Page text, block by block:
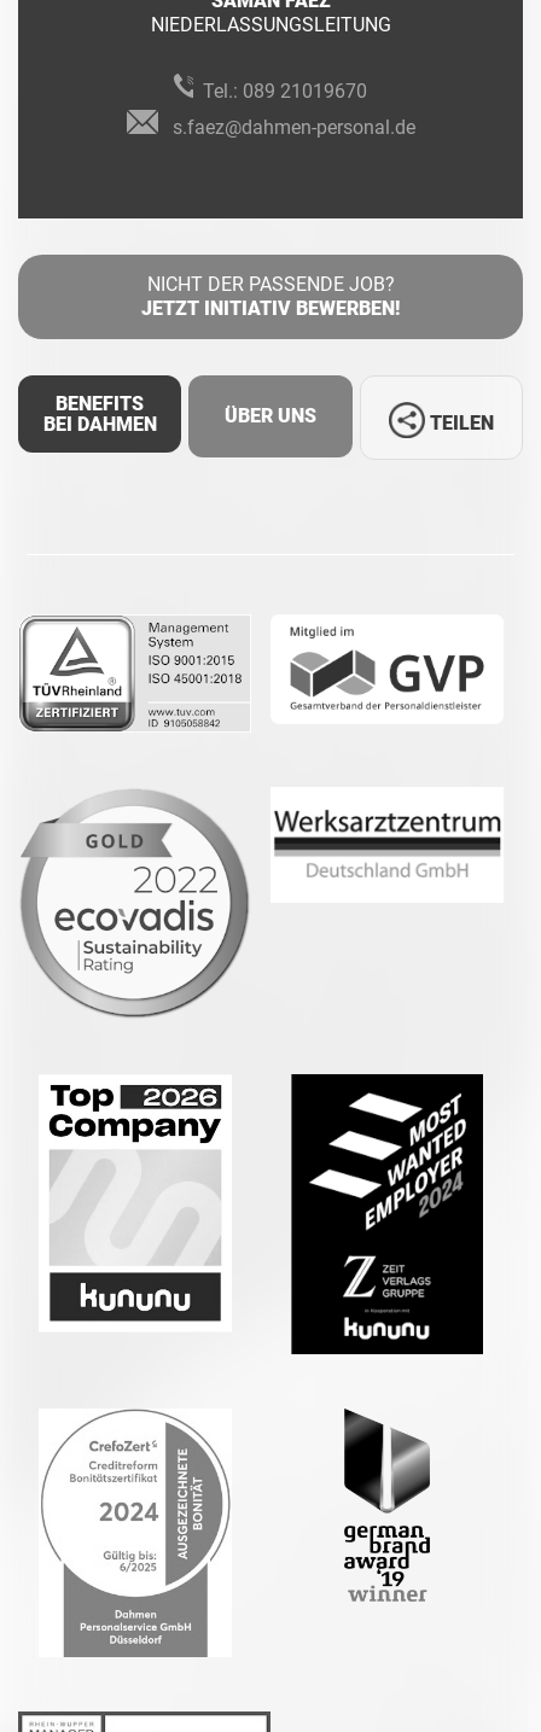
NIEDERLASSUNGSLEITUNG
Tel.: 089 21019670
s.faez@dahmen-personal.de
NICHT DER PASSENDE JOB?
JETZT INITIATIV BEWERBEN!
BENEFITS
BEI DAHMEN
ÜBER UNS
Whatsapp
TEILEN